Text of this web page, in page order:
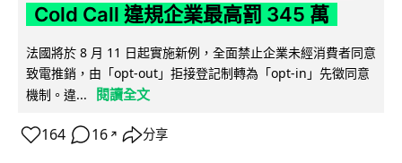
Cold Call 違規企業最高罰 345 萬
法國將於 8 月 11 日起實施新例，全面禁止企業未經消費者同意
致電推銷，由「opt-out」拒接登記制轉為「opt-in」先徵同意
機制。違...
閱讀全文
164 16 ↗ 分享